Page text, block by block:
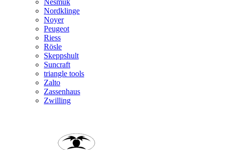
Nesmuk
Nordklinge
Noyer
Peugeot
Riess
Rösle
Skeppshult
Suncraft
triangle tools
Zalto
Zassenhaus
Zwilling